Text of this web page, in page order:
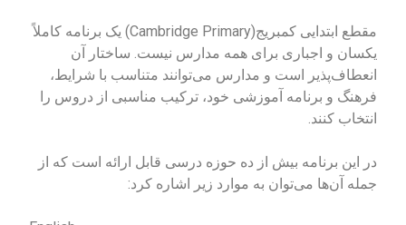
مقطع ابتدایی کمبریج(Cambridge Primary) یک برنامه کاملاً
یکسان و اجباری برای همه مدارس نیست. ساختار آن
انعطاف‌پذیر است و مدارس می‌توانند متناسب با شرایط،
فرهنگ و برنامه آموزشی خود، ترکیب مناسبی از دروس را
انتخاب کنند.
در این برنامه بیش از ده حوزه درسی قابل ارائه است که از
جمله آن‌ها می‌توان به موارد زیر اشاره کرد: